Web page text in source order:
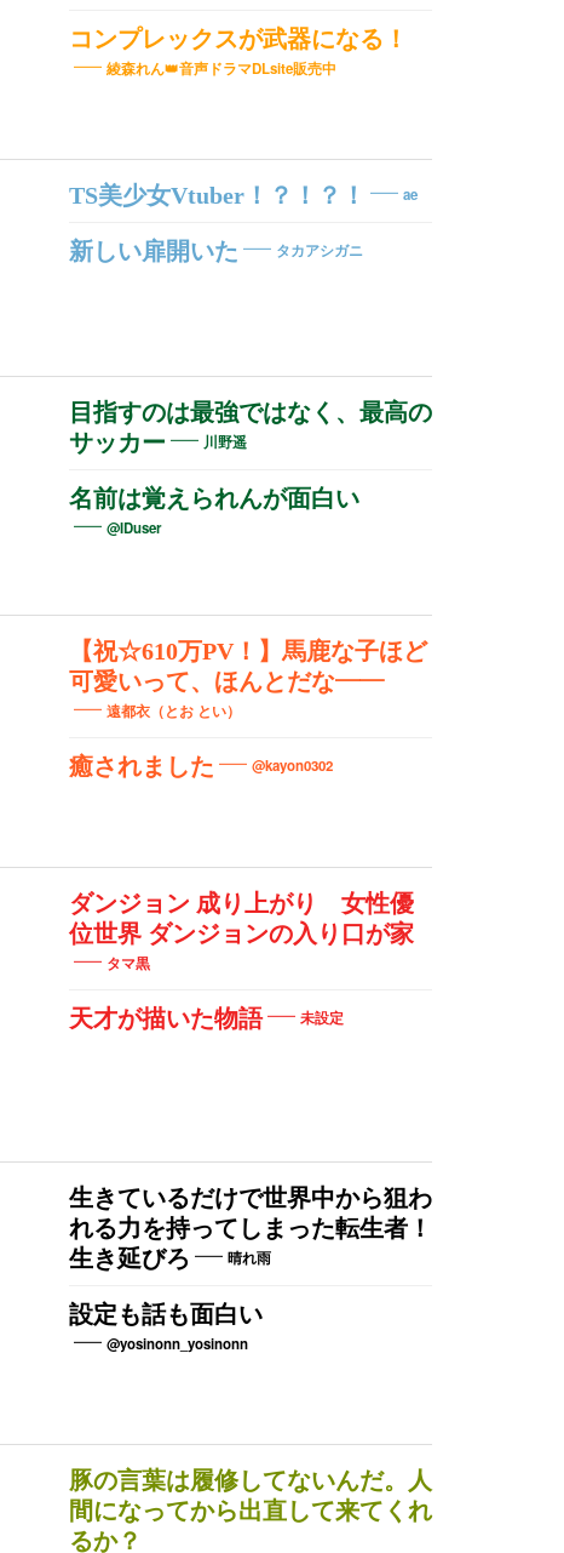
コンプレックスが武器になる！
綾森れん👑音声ドラマDLsite販売中
TS美少女Vtuber！？！？！ ae
新しい扉開いた タカアシガニ
目指すのは最強ではなく、最高の
サッカー
川野遥
名前は覚えられんが面白い
@IDuser
【祝☆610万PV！】馬鹿な子ほど
可愛いって、ほんとだな――
遠都衣（とお とい）
癒されました @kayon0302
ダンジョン 成り上がり 女性優
位世界 ダンジョンの入り口が家
タマ黒
天才が描いた物語 未設定
生きているだけで世界中から狙わ
れる力を持ってしまった転生者！
生き延びろ
晴れ雨
設定も話も面白い
@yosinonn_yosinonn
豚の言葉は履修してないんだ。人
間になってから出直して来てくれ
るか？